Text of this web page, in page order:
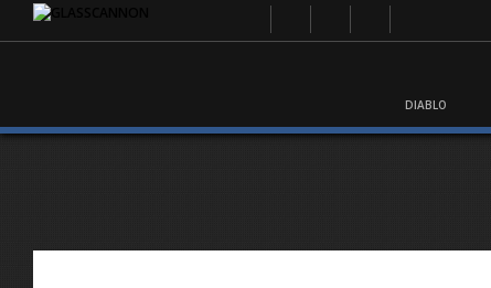
DIABLO